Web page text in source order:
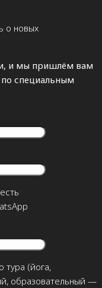
о новых
и мы пришлём вам
специальным
тура (йога,
образовательный —